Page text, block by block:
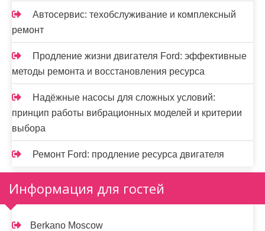
Автосервис: техобслуживание и комплексный
ремонт
Продление жизни двигателя Ford: эффективные
методы ремонта и восстановления ресурса
Надёжные насосы для сложных условий:
принцип работы вибрационных моделей и критерии
выбора
Ремонт Ford: продление ресурса двигателя
Информация для гостей
Berkano Moscow